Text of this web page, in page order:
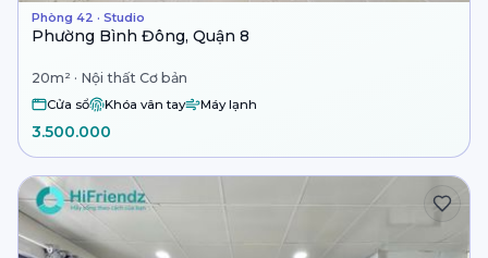
Phòng 42 · Studio
Phường Bình Đông, Quận 8
20m² · Nội thất Cơ bản
Cửa sổ Khóa vân tay Máy lạnh
3.500.000